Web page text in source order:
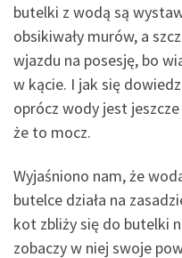
butelki z wodą są
obsikiwały murów, a
wjazdu na posesję, bo
w kącie. I jak się
oprócz wody jest
że to mocz.
Wyjaśniono nam, że
butelce działa na
kot zbliży się do butelki
zobaczy w niej swoje